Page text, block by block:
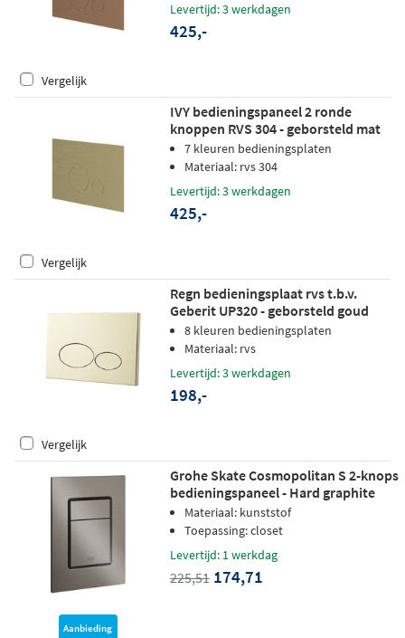
Levertijd: 3 werkdagen
425,-
Vergelijk
IVY bedieningspaneel 2 ronde
knoppen RVS 304 - geborsteld mat
goud PVD
7 kleuren bedieningsplaten
Materiaal: rvs 304
Levertijd: 3 werkdagen
425,-
Vergelijk
Regn bedieningsplaat rvs t.b.v.
Geberit UP320 - geborsteld goud
8 kleuren bedieningsplaten
Materiaal: rvs
Levertijd: 3 werkdagen
198,-
Vergelijk
Aanbieding
Grohe Skate Cosmopolitan S 2-knops
bedieningspaneel - Hard graphite
geborsteld
Materiaal: kunststof
Toepassing: closet
Levertijd: 1 werkdag
225,51 174,71